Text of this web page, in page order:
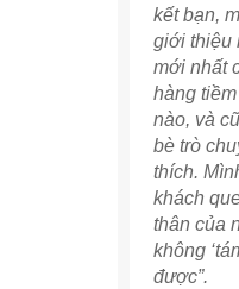
kết bạn,
giới thiệu
mới nhất
hàng
nào, và
bè trò
thích.
khách
thân của
không
được”.